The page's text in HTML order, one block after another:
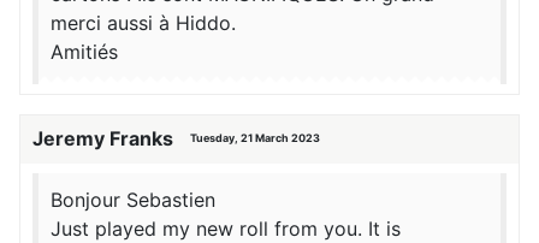
merci aussi à Hiddo.
Amitiés
Jeremy Franks Tuesday, 21 March 2023
Bonjour Sebastien
Just played my new roll from you. It is